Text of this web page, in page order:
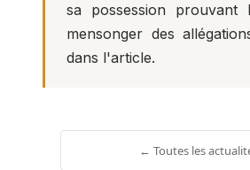
sa possession prouvant
mensonger des
dans l'article.
← Toutes les